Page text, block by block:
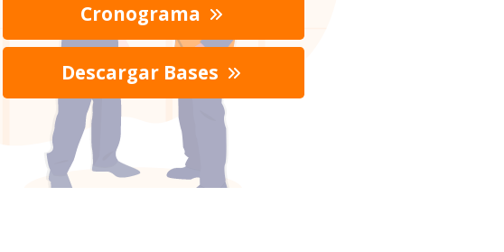
Cronograma
Descargar Bases